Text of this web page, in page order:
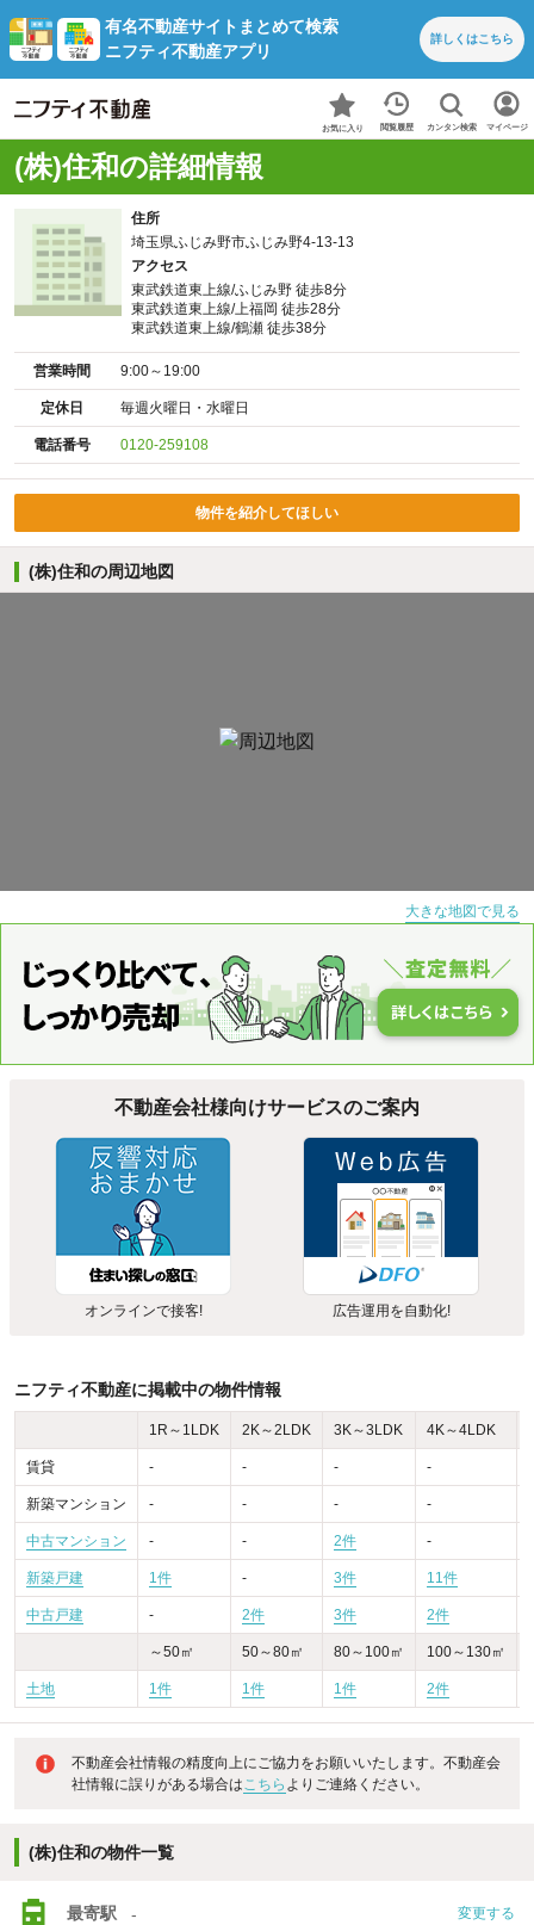
有名不動産サイトまとめて検索
ニフティ不動産アプリ
詳しくはこちら
お気に入り 閲覧履歴 カンタン検索 マイページ
(株)住和の詳細情報
住所
埼玉県ふじみ野市ふじみ野4-13-13
アクセス
東武鉄道東上線/ふじみ野 徒歩8分
東武鉄道東上線/上福岡 徒歩28分
東武鉄道東上線/鶴瀬 徒歩38分
営業時間 9:00～19:00
定休日 毎週火曜日・水曜日
電話番号 0120-259108
物件を紹介してほしい
(株)住和の周辺地図
大きな地図で見る
不動産会社様向けサービスのご案内
オンラインで接客! 広告運用を自動化!
ニフティ不動産に掲載中の物件情報
1R～1LDK 2K～2LDK 3K～3LDK 4K～4LDK
賃貸 - - - -
新築マンション - - - -
中古マンション - - 2件 -
新築戸建 1件 - 3件 11件
中古戸建 - 2件 3件 2件
～50㎡ 50～80㎡ 80～100㎡ 100～130㎡
土地 1件 1件 1件 2件
不動産会社情報の精度向上にご協力をお願いいたします。不動産会
社情報に誤りがある場合はこちら よりご連絡ください。
(株)住和の物件一覧
最寄駅 - 変更する